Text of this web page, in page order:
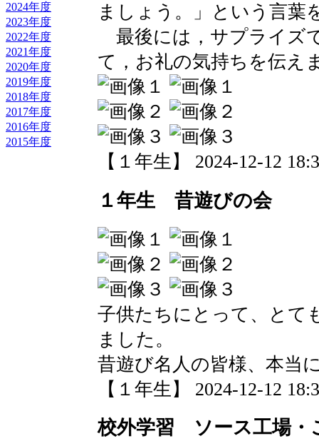
2024年度
2023年度
2022年度
2021年度
2020年度
2019年度
2018年度
2017年度
2016年度
2015年度
ましょう。」という言葉
最後には，サプライズ
て，お礼の気持ちを伝え
【１年生】 2024-12-12
１年生 昔遊びの会
子供たちにとって、とて
ました。
昔遊び名人の皆様、本当
【１年生】 2024-12-12
校外学習 ソース工場・